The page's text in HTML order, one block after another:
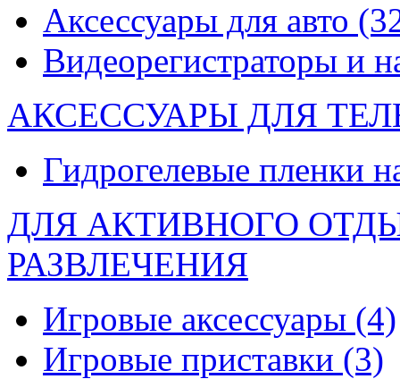
Аксессуары для авто
Видеорегистраторы и
АКСЕССУАРЫ ДЛЯ
Гидрогелевые пленки
ДЛЯ АКТИВНОГО
РАЗВЛЕЧЕНИЯ
Игровые аксессуары (4)
Игровые приставки (3)